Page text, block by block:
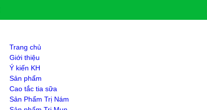
Trang chủ
Giới thiệu
Ý kiến KH
Sản phẩm
Cao tắc tia sữa
Sản Phẩm Trị Nám